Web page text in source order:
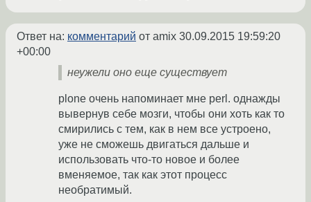
Ответ на: комментарий от amix 30.09.2015 19:59:20
+00:00
неужели оно еще существует
plone очень напоминает мне perl. однажды
вывернув себе мозги, чтобы они хоть как то
смирились с тем, как в нем все устроено,
уже не сможешь двигаться дальше и
использовать что-то новое и более
вменяемое, так как этот процесс
необратимый.